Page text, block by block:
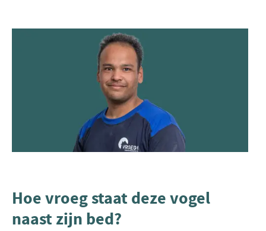
Hoe vroeg staat deze vogel
naast zijn bed?